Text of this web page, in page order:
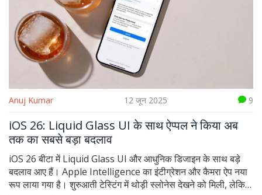
Anuj Kumar 12 जून 2025 9
iOS 26: Liquid Glass UI के साथ ऐप्पल ने किया अब
तक का सबसे बड़ा बदलाव
iOS 26 बीटा में Liquid Glass UI और आधुनिक डिजाइन के साथ बड़े
बदलाव आए हैं। Apple Intelligence का इंटीग्रेशन और कैमरा ऐप नया
रूप लाया गया है। शुरुआती टेस्टिंग में थोड़ी स्लोनेस देखने को मिली, लेकिन